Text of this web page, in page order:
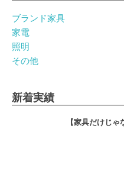
ブランド家具
家電
照明
その他
新着実績
【家具だけじ